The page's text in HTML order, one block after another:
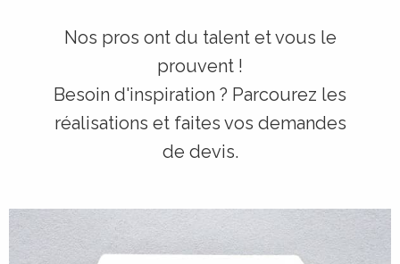
Nos pros ont du talent et vous le
prouvent !
Besoin d'inspiration ? Parcourez les
réalisations et faites vos demandes
de devis.